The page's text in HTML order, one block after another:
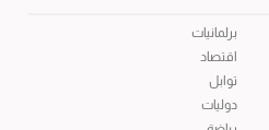
برلمانيات
اقتصاد
توابل
دوليات